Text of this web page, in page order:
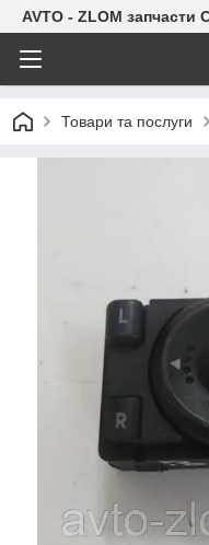
AVTO - ZLOM запчасти
Товари та послуги